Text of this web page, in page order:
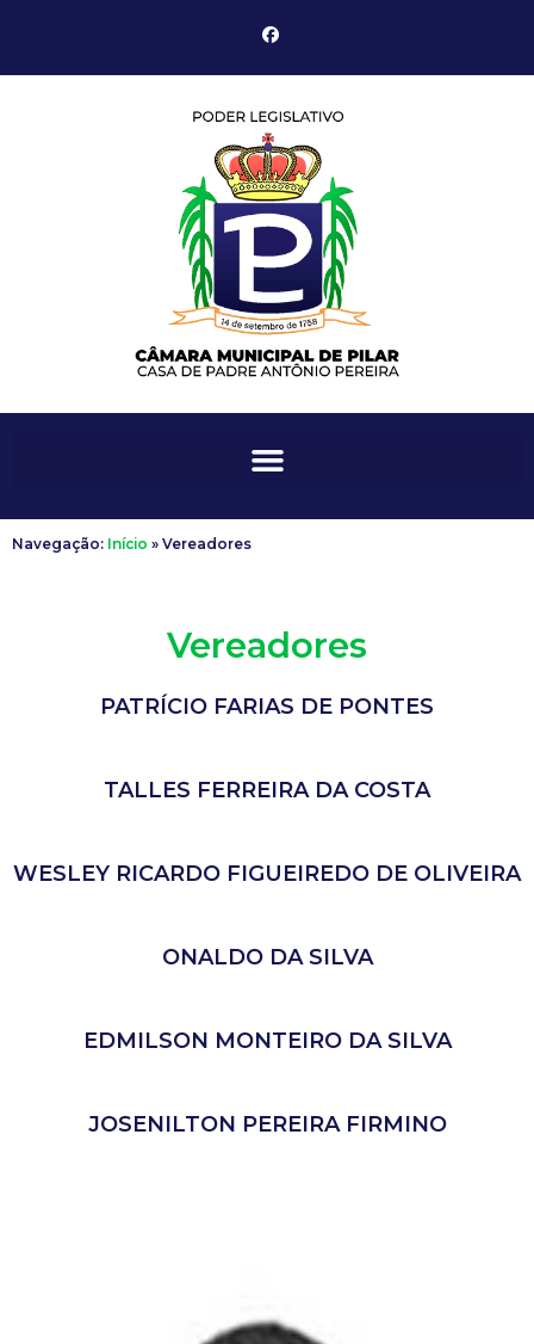
Navegação: Início » Vereadores
Vereadores
PATRÍCIO FARIAS DE PONTES
TALLES FERREIRA DA COSTA
WESLEY RICARDO FIGUEIREDO DE OLIVEIRA
ONALDO DA SILVA
EDMILSON MONTEIRO DA SILVA
JOSENILTON PEREIRA FIRMINO